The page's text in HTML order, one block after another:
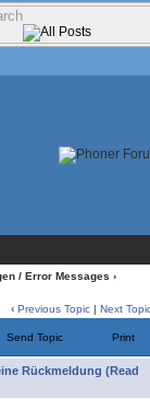
/ Error Messages ›
‹ Previous Topic | Next
Send Topic Print
Rückmeldung (Read